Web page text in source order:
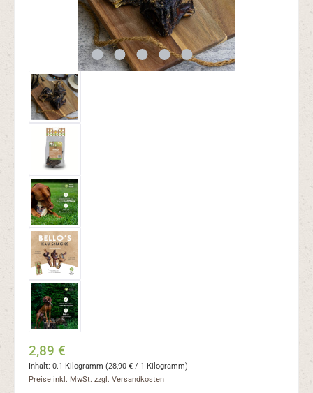
2,89 €
Inhalt: 0.1 Kilogramm (28,90 € / 1 Kilogramm)
Preise inkl. MwSt. zzgl. Versandkosten